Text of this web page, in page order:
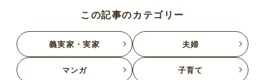
この記事のカテゴリー
義実家・実家 夫婦
マンガ 子育て